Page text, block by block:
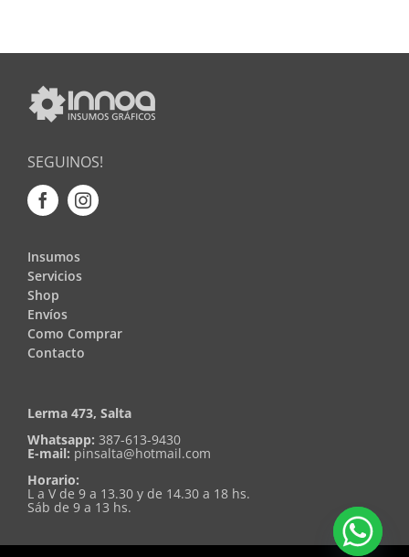
SEGUINOS!
Insumos
Servicios
Shop
Envíos
Como Comprar
Contacto
Lerma 473, Salta
Whatsapp: 387-613-9430
E-mail: pinsalta@hotmail.com
Horario:
L a V de 9 a 13.30 y de 14.30 a 18 hs.
Sáb de 9 a 13 hs.